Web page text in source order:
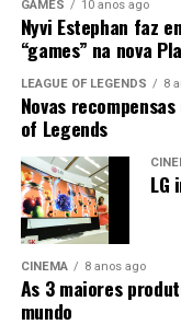
acontece nos dias
Teatro Unicid, em
E aí, será que o
fenômeno da
games, cinema,
acompanhe
Comments
comments
compartilhar
no
Twitter(abre
em
nova
em
nova
Curtir isso:
Carregando...
Relacionado
em vez de explicar
onde o
No fim, a
educação
comportamento.
Comments
comments
GAMES 10 anos ago
Nyvi Estephan faz
“games” na nova
LEAGUE OF LEGENDS 8
Novas
of Legends
LG
CINEMA 8 anos ago
As 3 maiores
mundo